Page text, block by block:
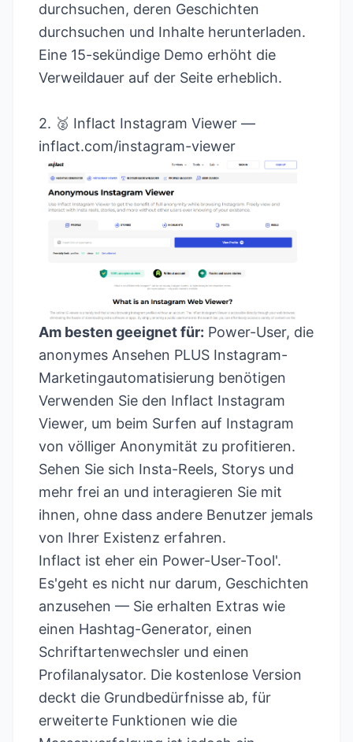
durchsuchen, deren Geschichten
durchsuchen und Inhalte herunterladen.
Eine 15-sekündige Demo erhöht die
Verweildauer auf der Seite erheblich.
2. 🥈 Inflact Instagram Viewer —
inflact.com/instagram-viewer
Am besten geeignet für: Power-User, die
anonymes Ansehen PLUS Instagram-
Marketingautomatisierung benötigen
Verwenden Sie den Inflact Instagram
Viewer, um beim Surfen auf Instagram
von völliger Anonymität zu profitieren.
Sehen Sie sich Insta-Reels, Storys und
mehr frei an und interagieren Sie mit
ihnen, ohne dass andere Benutzer jemals
von Ihrer Existenz erfahren.
Inflact ist eher ein Power-User-Tool'.
Es'geht es nicht nur darum, Geschichten
anzusehen — Sie erhalten Extras wie
einen Hashtag-Generator, einen
Schriftartenwechsler und einen
Profilanalysator. Die kostenlose Version
deckt die Grundbedürfnisse ab, für
erweiterte Funktionen wie die